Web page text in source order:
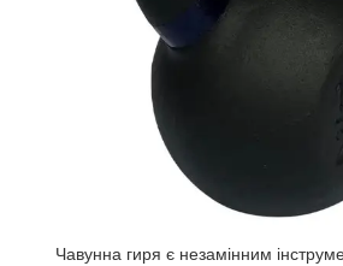
Чавунна гиря є незамінним